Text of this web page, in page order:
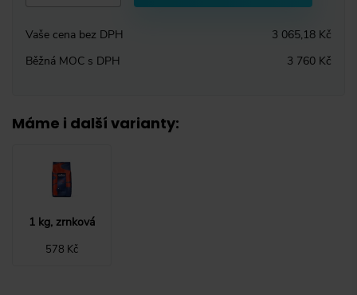
Vaše cena bez DPH
3 065,18 Kč
Běžná MOC s DPH
3 760 Kč
Máme i další varianty:
1 kg, zrnková
578 Kč